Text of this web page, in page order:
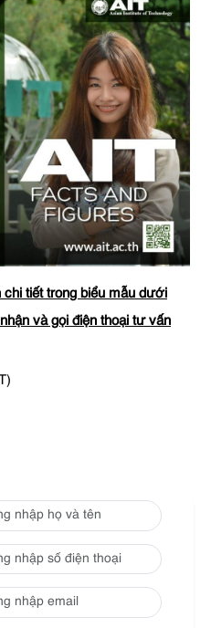
chi tiết trong biểu mẫu dưới
và gọi điện thoại tư vấn